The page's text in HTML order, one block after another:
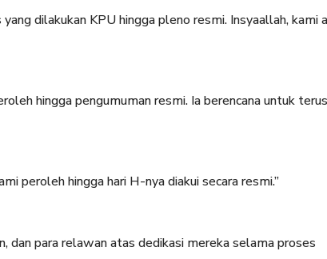
dilakukan KPU hingga pleno resmi. Insyaallah, kami
hingga pengumuman resmi. Ia berencana untuk terus
peroleh hingga hari H-nya diakui secara resmi.”
dan para relawan atas dedikasi mereka selama proses